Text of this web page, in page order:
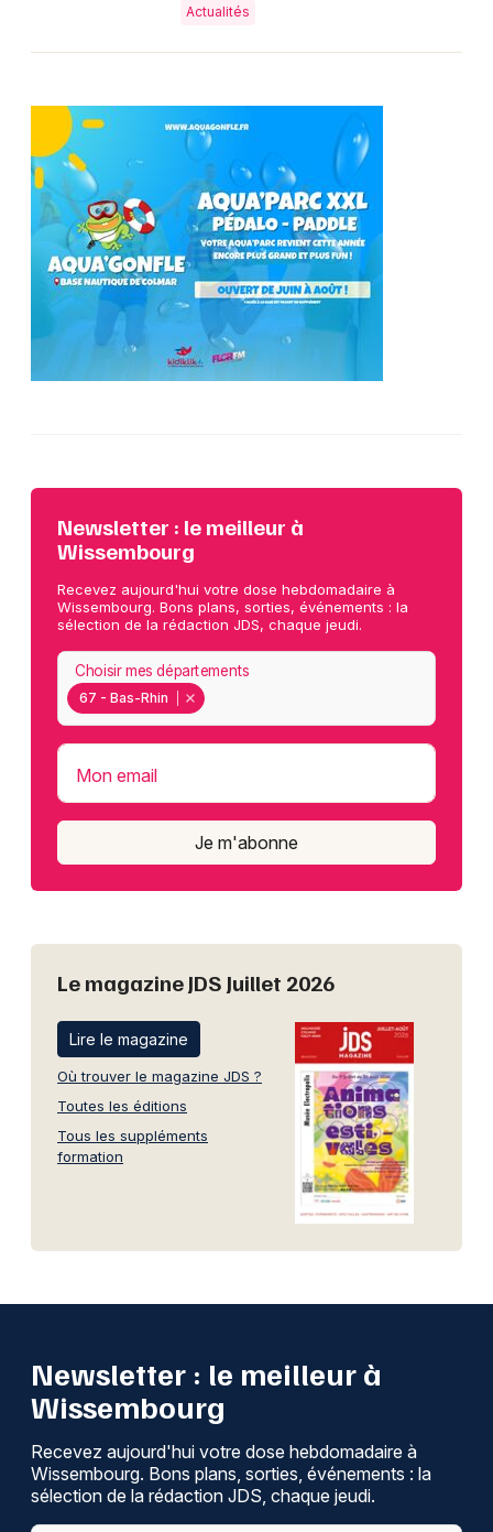
Actualités
Newsletter : le meilleur à
Wissembourg
Recevez aujourd'hui votre dose hebdomadaire à
Wissembourg. Bons plans, sorties, événements : la
sélection de la rédaction JDS, chaque jeudi.
67 - Bas-Rhin
Choisir mes départements
Mon email
Je m'abonne
Le magazine JDS Juillet 2026
Lire le magazine
Où trouver le magazine JDS ?
Toutes les éditions
Tous les suppléments
formation
Newsletter : le meilleur à
Wissembourg
Recevez aujourd'hui votre dose hebdomadaire à
Wissembourg. Bons plans, sorties, événements : la
sélection de la rédaction JDS, chaque jeudi.